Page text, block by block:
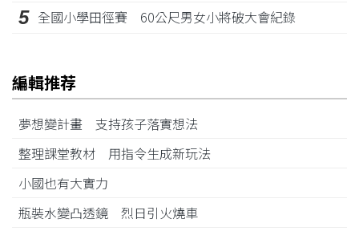
5 全國小學田徑賽 60公尺男女小將破大會紀錄
編輯推荐
夢想變計畫 支持孩子落實想法
整理課堂教材 用指令生成新玩法
小國也有大實力
瓶裝水變凸透鏡 烈日引火燒車